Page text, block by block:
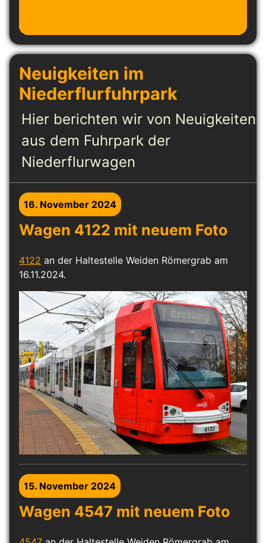
Neuigkeiten im
Niederflurfuhrpark
Hier berichten wir von Neuigkeiten
aus dem Fuhrpark der
Niederflurwagen
16. November 2024
Wagen 4122 mit neuem Foto
4122 an der Haltestelle Weiden Römergrab am
16.11.2024.
15. November 2024
Wagen 4547 mit neuem Foto